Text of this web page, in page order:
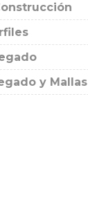
y Mallas